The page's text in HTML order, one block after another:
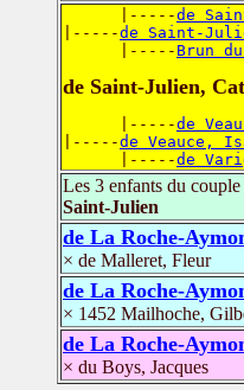
      |-----
de
|-----de Saint-
      |-----
Brun
de Saint-Julien,
      |-----
de
|-----de Veauce,
      |-----
de
Les 3 enfants du couple
Saint-Julien
de La Roche-
× de Malleret, Fleur
de La Roche-
× 1452 Mailhoche,
de La Roche-
× du Boys, Jacques